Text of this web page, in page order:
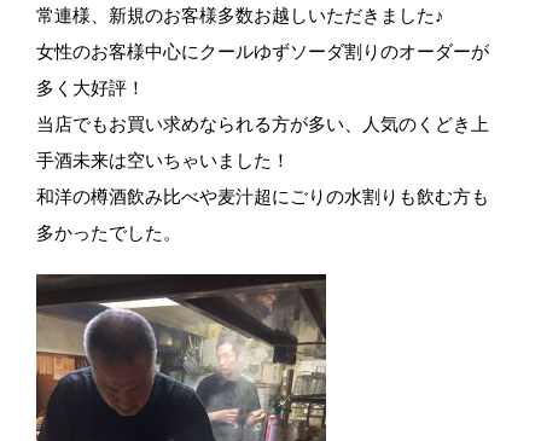
常連様、新規のお客様多数お越しいただきました♪
女性のお客様中心にクールゆずソーダ割りのオーダーが
多く大好評！
当店でもお買い求めなられる方が多い、人気のくどき上
手酒未来は空いちゃいました！
和洋の樽酒飲み比べや麦汁超にごりの水割りも飲む方も
多かったでした。